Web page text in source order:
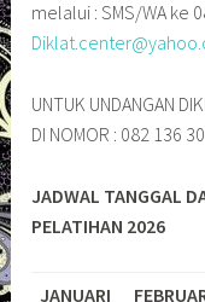
melalui : SMS/WA ke
UNTUK UNDANGAN
DI NOMOR : 082 136
JADWAL TANGGAL
PELATIHAN 2026
JANUARI